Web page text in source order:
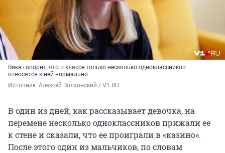
Вика говорит, что в классе только несколько одноклассников
относятся к ней нормально
Источник: Алексей Волхонский / V1.RU
В один из дней, как рассказывает девочка, на
перемене несколько одноклассников прижали ее
к стене и сказали, что ее проиграли в «казино».
После этого один из мальчиков, по словам